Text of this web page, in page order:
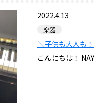
2022.4.13
楽器
＼子供も大人も
こんにちは！